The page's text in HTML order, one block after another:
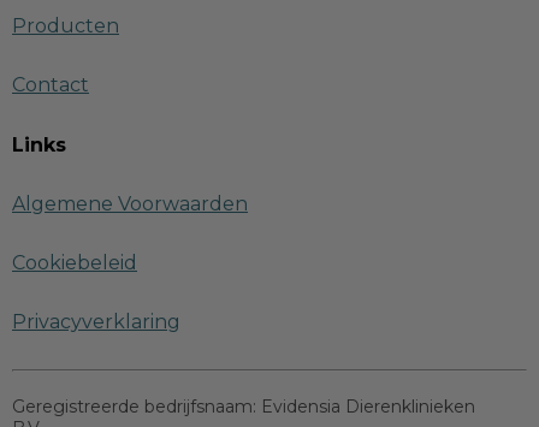
Producten
Contact
Links
Algemene Voorwaarden
Cookiebeleid
Privacyverklaring
Geregistreerde bedrijfsnaam: Evidensia Dierenklinieken